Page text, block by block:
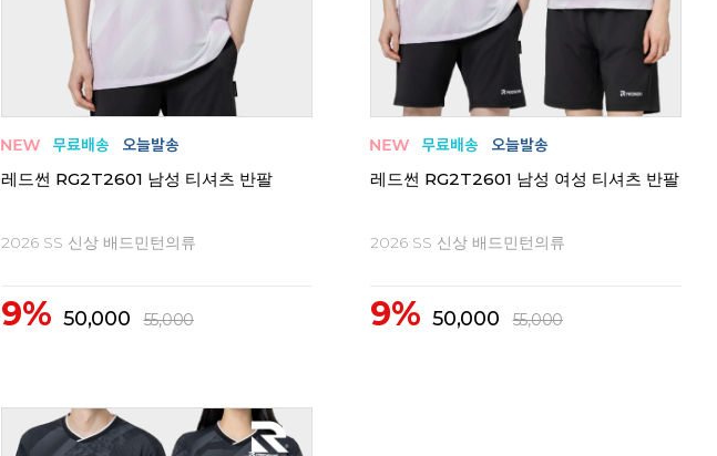
레드썬 RG2T2601 남성 티셔츠 반팔
2026 SS 신상 배드민턴의류
9% 50,000 55,000
레드썬 RG2T2601 남성 여성 티셔츠 반팔
2026 SS 신상 배드민턴의류
9% 50,000 55,000